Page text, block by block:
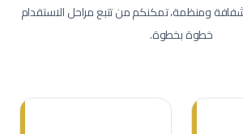
ومنظمة، تمكنكم من تتبع مراحل الاستقدام
خطوة بخطوة.